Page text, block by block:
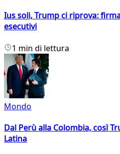
Ius soli, Trump ci riprova:
esecutivi
1 min di lettura
Mondo
Dal Perù alla Colombia, così
Latina